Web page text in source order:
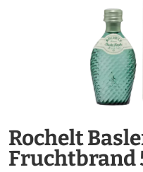
Rochelt
Fruchtbrand